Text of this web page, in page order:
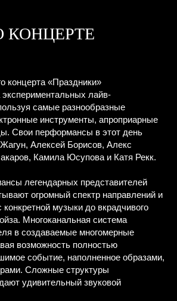
КОНЦЕРТЕ
концерта «Праздники»
экспериментальных лайв-
самые разнообразные
инструменты, апроприарные
Свои перформансы в этот день
Алексей Борисов, Алекс
Камила Юсупова и Катя Рекк.
легендарных представителей
огромный спектр направлений и
музыки до вкрадчивого
Многоканальная система
в создаваемые многомерные
возможность полностью
событие, наполненное образами,
Сложные структуры
удивительный звуковой